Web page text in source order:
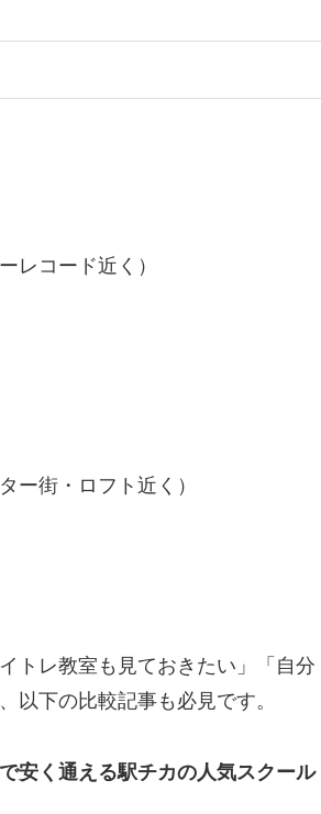
レコード近く）
ー街・ロフト近く）
トレ教室も見ておきたい」「自分
以下の比較記事も必見です。
安く通える駅チカの人気スクール